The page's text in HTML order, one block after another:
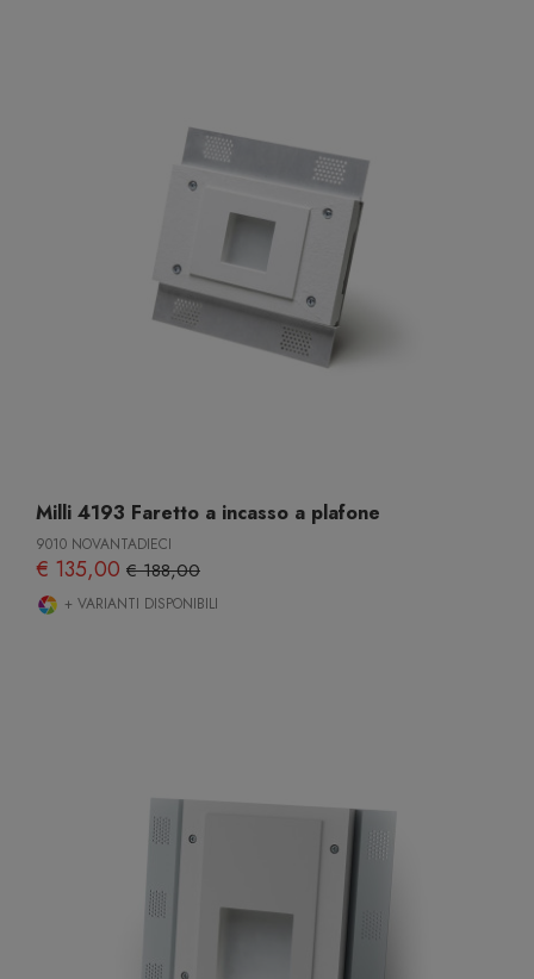
Milli 4193 Faretto a incasso a plafone
9010 NOVANTADIECI
€ 135,00 € 188,00
+ VARIANTI DISPONIBILI